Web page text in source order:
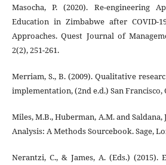
Masocha, P. (2020). Re-engineering
Education in Zimbabwe after COVID-
Approaches. Quest Journal of
2(2), 251-261.
Merriam, S., B. (2009). Qualitative
implementation, (2nd e.d.) San Francisco,
Miles, M.B., Huberman, A.M. and
Analysis: A Methods Sourcebook. Sage,
Nerantzi, C., & James, A. (Eds.)